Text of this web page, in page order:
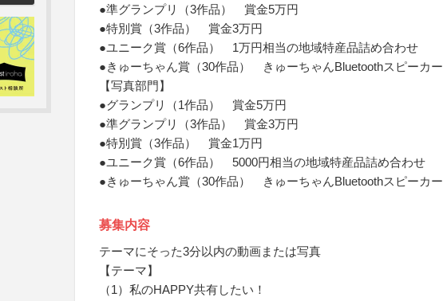
●準グランプリ（3作品） 賞金5万円
●特別賞（3作品） 賞金3万円
●ユニーク賞（6作品） 1万円相当の地域特産品詰め合わせ
●きゅーちゃん賞（30作品） きゅーちゃんBluetoothスピーカー
【写真部門】
●グランプリ（1作品） 賞金5万円
●準グランプリ（3作品） 賞金3万円
●特別賞（3作品） 賞金1万円
●ユニーク賞（6作品） 5000円相当の地域特産品詰め合わせ
●きゅーちゃん賞（30作品） きゅーちゃんBluetoothスピーカー
募集内容
テーマにそった3分以内の動画または写真
【テーマ】
（1）私のHAPPY共有したい！